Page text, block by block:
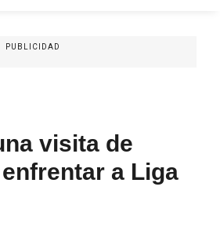
PUBLICIDAD
visita de
a Liga